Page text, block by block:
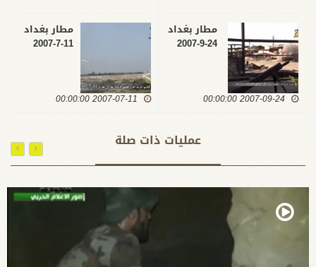
مطار بغداد
24-9-2007
2007-09-24 00:00:00
مطار بغداد
11-7-2007
2007-07-11 00:00:00
عمليات ذات صلة